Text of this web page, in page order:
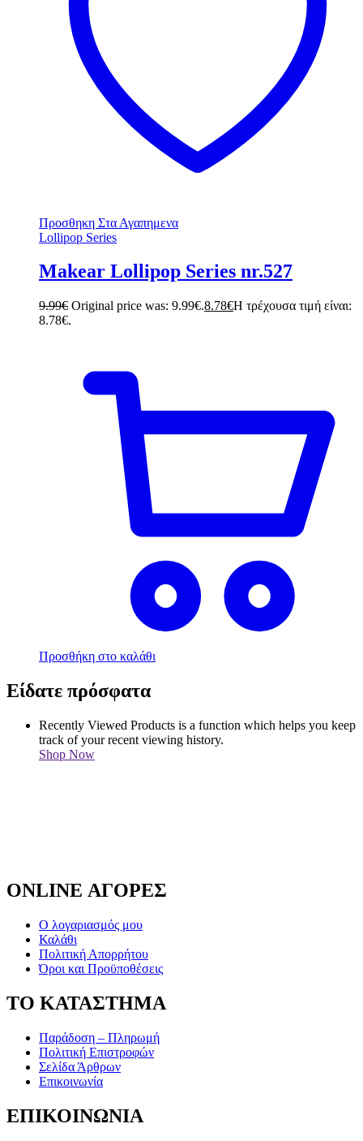
Προσθηκη Στα Αγαπημενα
Lollipop Series
Makear Lollipop Series nr.527
9.99€ Original price was: 9.99€.8.78€Η τρέχουσα τιμή είναι:
8.78€.
Προσθήκη στο καλάθι
Είδατε πρόσφατα
Recently Viewed Products is a function which helps you keep
track of your recent viewing history.
Shop Now
ONLINE ΑΓΟΡΕΣ
Ο λογαριασμός μου
Καλάθι
Πολιτική Απορρήτου
Όροι και Προϋποθέσεις
ΤΟ ΚΑΤΑΣΤΗΜΑ
Παράδοση – Πληρωμή
Πολιτική Επιστροφών
Σελίδα Άρθρων
Επικοινωνία
ΕΠΙΚΟΙΝΩΝΙΑ